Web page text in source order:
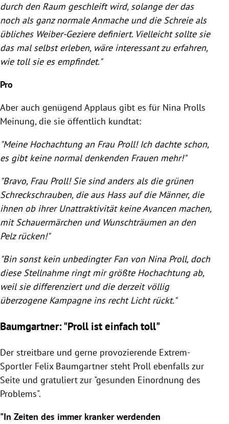
durch den Raum geschleift wird, solange der das
noch als ganz normale Anmache und die Schreie als
übliches Weiber-Geziere definiert. Vielleicht sollte sie
das mal selbst erleben, wäre interessant zu erfahren,
wie toll sie es empfindet."
Pro
Aber auch genügend Applaus gibt es für Nina Prolls
Meinung, die sie öffentlich kundtat:
"Meine Hochachtung an Frau Proll! Ich dachte schon,
es gibt keine normal denkenden Frauen mehr!"
"Bravo, Frau Proll! Sie sind anders als die grünen
Schreckschrauben, die aus Hass auf die Männer, die
ihnen ob ihrer Unattraktivität keine Avancen machen,
mit Schauermärchen und Wunschträumen an den
Pelzrücken!"
"Bin sonst kein unbedingter Fan von Nina Proll, doch
diese Stellnahme ringt mir größte Hochachtung ab,
weil sie differenziert und die derzeit völlig
überzogene Kampagne ins recht Licht rückt."
Baumgartner: "Proll ist einfach toll"
Der streitbare und gerne provozierende Extrem-
Sportler Felix Baumgartner steht Proll ebenfalls zur
Seite und gratuliert zur "gesunden Einordnung des
Problems".
"In Zeiten des immer kranker werdenden